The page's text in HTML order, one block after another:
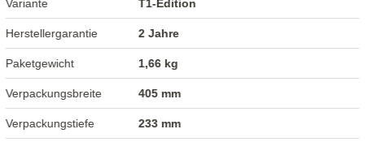
Variante T1-Edition
Herstellergarantie 2 Jahre
Paketgewicht 1,66 kg
Verpackungsbreite 405 mm
Verpackungstiefe 233 mm